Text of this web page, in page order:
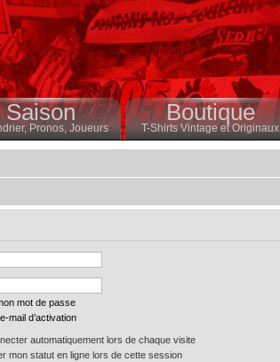
Saison
Pronos, Joueurs
Boutique
T-Shirts Vintage et Originaux
mot de passe
mail d’activation
automatiquement lors de chaque visite
mon statut en ligne lors de cette session